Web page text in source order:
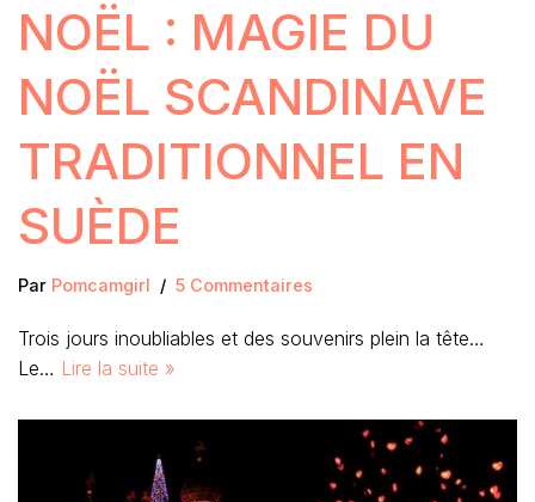
NOËL : MAGIE DU
NOËL SCANDINAVE
TRADITIONNEL EN
SUÈDE
Par Pomcamgirl 5 Commentaires
Trois jours inoubliables et des souvenirs plein la tête…
Le… Lire la suite »